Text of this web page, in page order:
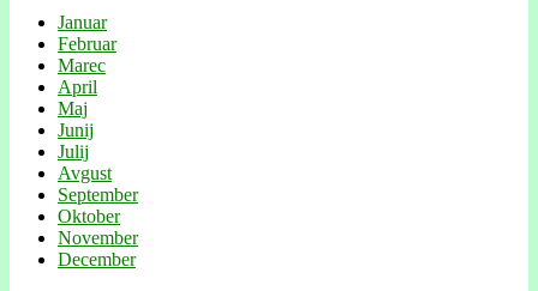
Januar
Februar
Marec
April
Maj
Junij
Julij
Avgust
September
Oktober
November
December